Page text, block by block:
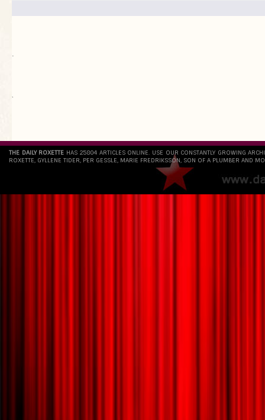
.
`
THE DAILY ROXETTE HAS 25804 ARTICLES ONLINE. USE OUR CONSTANTLY GROWING
ROXETTE, GYLLENE TIDER, PER GESSLE, MARIE FREDRIKSSON, SON OF A PLUMBER AND